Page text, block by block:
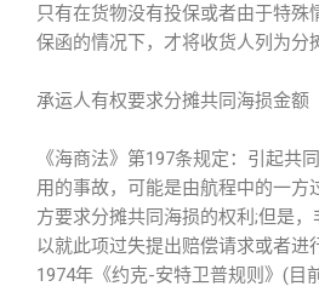
只有在货物没有投保或者由于特殊
保函的情况下，才将收货人列为分
承运人有权要求分摊共同海损金额
《海商法》第197条规定：引起共
用的事故，可能是由航程中的一方
方要求分摊共同海损的权利;但是
以就此项过失提出赔偿请求或者进
1974年《约克-安特卫普规则》(目